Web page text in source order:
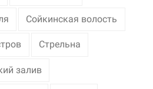
Сойкинская волость
Стрельна
залив